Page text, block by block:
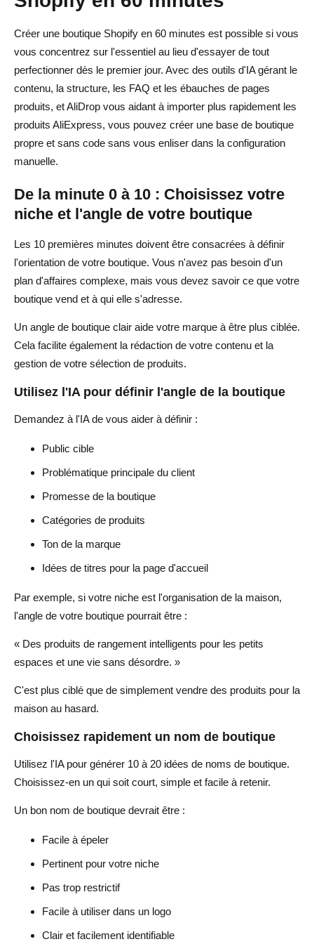
Créer une boutique Shopify en 60 minutes est possible si vous
vous concentrez sur l'essentiel au lieu d'essayer de tout
perfectionner dès le premier jour. Avec des outils d'IA gérant le
contenu, la structure, les FAQ et les ébauches de pages
produits, et AliDrop vous aidant à importer plus rapidement les
produits AliExpress, vous pouvez créer une base de boutique
propre et sans code sans vous enliser dans la configuration
manuelle.
De la minute 0 à 10 : Choisissez votre
niche et l'angle de votre boutique
Les 10 premières minutes doivent être consacrées à définir
l'orientation de votre boutique. Vous n'avez pas besoin d'un
plan d'affaires complexe, mais vous devez savoir ce que votre
boutique vend et à qui elle s'adresse.
Un angle de boutique clair aide votre marque à être plus ciblée.
Cela facilite également la rédaction de votre contenu et la
gestion de votre sélection de produits.
Utilisez l'IA pour définir l'angle de la boutique
Demandez à l'IA de vous aider à définir :
Public cible
Problématique principale du client
Promesse de la boutique
Catégories de produits
Ton de la marque
Idées de titres pour la page d'accueil
Par exemple, si votre niche est l'organisation de la maison,
l'angle de votre boutique pourrait être :
« Des produits de rangement intelligents pour les petits
espaces et une vie sans désordre. »
C'est plus ciblé que de simplement vendre des produits pour la
maison au hasard.
Choisissez rapidement un nom de boutique
Utilisez l'IA pour générer 10 à 20 idées de noms de boutique.
Choisissez-en un qui soit court, simple et facile à retenir.
Un bon nom de boutique devrait être :
Facile à épeler
Pertinent pour votre niche
Pas trop restrictif
Facile à utiliser dans un logo
Clair et facilement identifiable